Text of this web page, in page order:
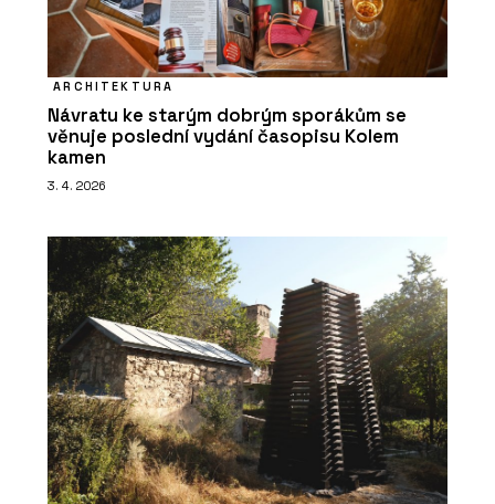
ARCHITEKTURA
Návratu ke starým dobrým sporákům se
věnuje poslední vydání časopisu Kolem
kamen
3. 4. 2026